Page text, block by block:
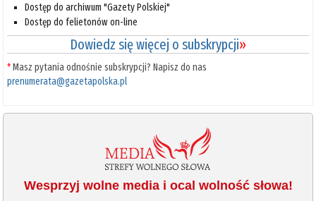
Dostęp do archiwum "Gazety Polskiej"
Dostęp do felietonów on-line
Dowiedz się więcej o subskrypcji»
*Masz pytania odnośnie subskrypcji? Napisz do nas
prenumerata@gazetapolska.pl
Wesprzyj wolne media i ocal wolność słowa!